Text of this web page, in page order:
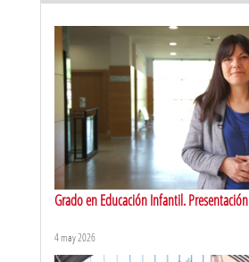
Grado en Educación Infantil. Presentación
4 may 2026